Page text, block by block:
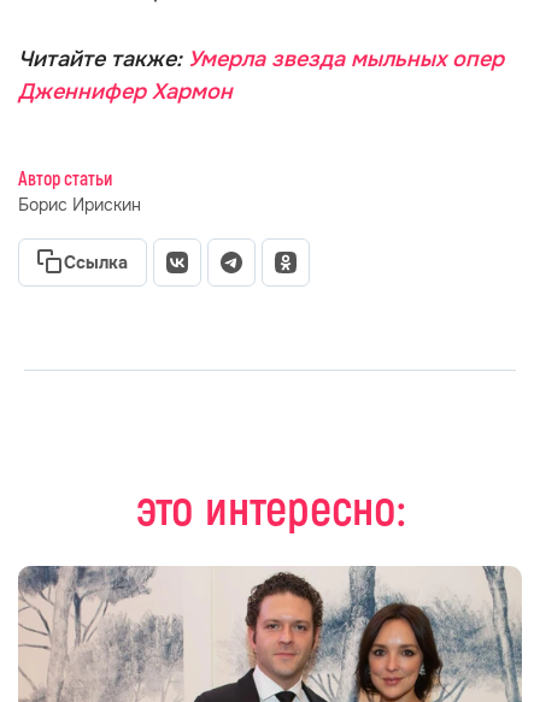
Читайте также: Умерла звезда мыльных опер
Дженнифер Хармон
Автор статьи
Борис Ирискин
Ссылка
это интересно: